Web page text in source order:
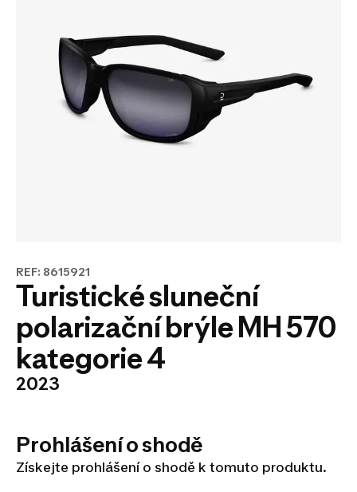
REF: 8615921
Turistické sluneční
polarizační brýle MH 570
kategorie 4
2023
Prohlášení o shodě
Získejte prohlášení o shodě k tomuto produktu.